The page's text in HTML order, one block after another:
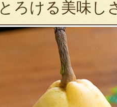
とろける美味し